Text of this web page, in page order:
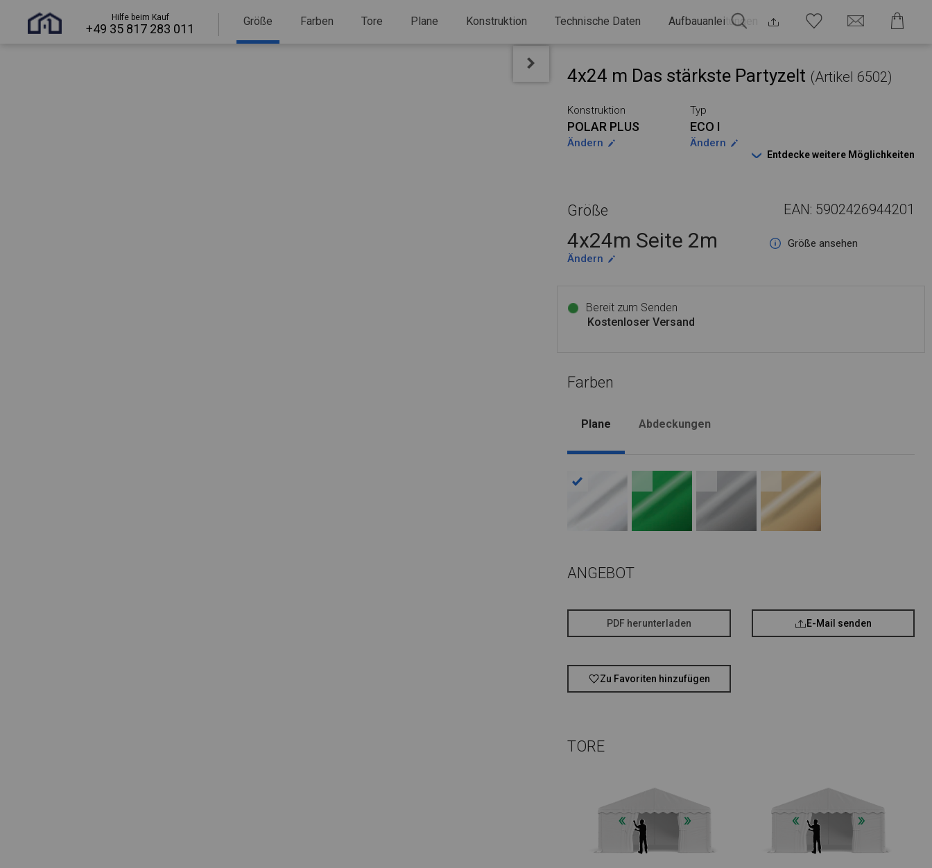
Hilfe beim Kauf
+49 35 817 283 011
Größe Farben Tore Plane Konstruktion Technische Daten Aufbauanleitungen
4x24 m Das stärkste Partyzelt (Artikel 6502)
Konstruktion
POLAR PLUS
Ändern
Typ
ECO I
Ändern
Entdecke weitere Möglichkeiten
Größe EAN: 5902426944201
4x24m Seite 2m
Größe ansehen
Ändern
Bereit zum Senden
Kostenloser Versand
Farben
Plane Abdeckungen
ANGEBOT
PDF herunterladen E-Mail senden
Zu Favoriten hinzufügen
TORE